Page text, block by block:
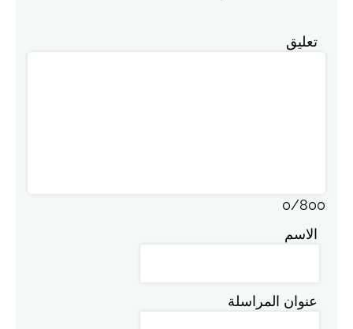
تعليق
0/800
الاسم
عنوان المراسلة